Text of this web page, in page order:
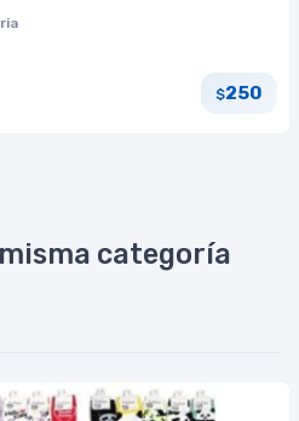
$250
categoría